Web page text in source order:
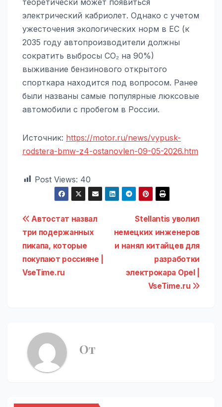
электрический кабриолет. Однако с учетом
ужесточения экологических норм в ЕС (к
2035 году автопроизводители должны
сократить выбросы CO₂ на 90%)
выживание бензинового открытого
спорткара находится под вопросом. Ранее
были названы самые популярные люксовые
автомобили с пробегом в России.
Источник: https://motor.ru/news/vypusk-
rodstera-bmw-z4-ostanovlen-09-05-2026.htm
Post Views: 40
Навигация
по
записям
Stellantis уволил
немецких инженеров
и нанял китайцев для
разработки
электрокара Opel |
VseTime.ru
Автостат назвал
три подержанных
пикапа, которые
покупают россияне |
VseTime.ru
От